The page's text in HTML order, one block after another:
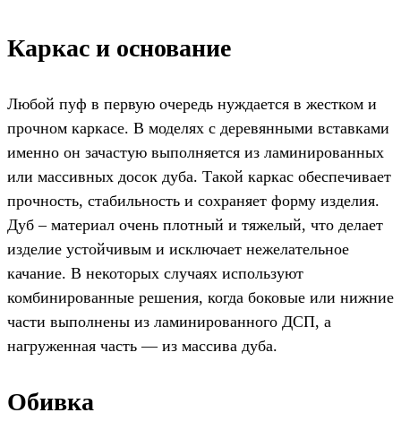
Каркас и основание
Любой пуф в первую очередь нуждается в жестком и
прочном каркасе. В моделях с деревянными вставками
именно он зачастую выполняется из ламинированных
или массивных досок дуба. Такой каркас обеспечивает
прочность, стабильность и сохраняет форму изделия.
Дуб – материал очень плотный и тяжелый, что делает
изделие устойчивым и исключает нежелательное
качание. В некоторых случаях используют
комбинированные решения, когда боковые или нижние
части выполнены из ламинированного ДСП, а
нагруженная часть — из массива дуба.
Обивка